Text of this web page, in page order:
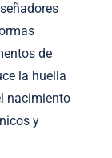
de
la huella
nacimiento
y